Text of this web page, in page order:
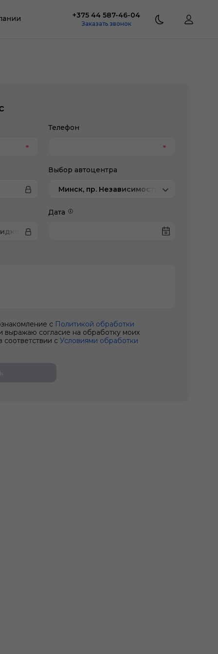
+375 44 587-46-04
Заказать звонок
Телефон
Выбор автоцентра
Минск, пр. Независимости 202/1, Kaiyi
Дата
с Политикой обработки
выражаю согласие на обработку моих
соответствии с Условиями обработки